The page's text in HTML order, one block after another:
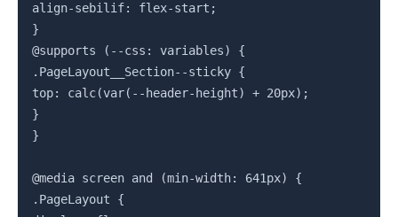
align-sebilif: flex-start;
}
@supports (--css: variables) {
.PageLayout__Section--sticky {
top: calc(var(--header-height) + 20px);
}
}
@media screen and (min-width: 641px) {
.PageLayout {